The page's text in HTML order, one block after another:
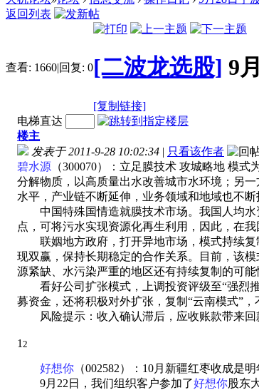
返回列表
查看: 1660|回复: 0[二波龙选股] 9
[复制链接]
电梯直达
楼主
发表于 2011-9-28 10:02:34 | 只看该作者
碧水源 （300070）：立足膜技术 攻城略地 模
分解物质，以高质量出水改善城市水环境；另
水平，产业链不断延伸，业务领域和地域也不断
中国特殊国情造就膜技术市场。我国人均水
点，可将污水实现资源化再生利用，因此，在
联姻地方政府，打开异地市场，模式持续复
现双赢，保持长期稳定的合作关系。目前，该
源紧缺、水污染严重的地区还有持续复制的可能
看好公司扩张模式，上调投资评级至“强烈推
募资金，还将积极对外扩张，复制“云南模式”
风险提示：收入确认滞后，应收账款带来回
1 2
好想你 （002582）：10月新疆红枣收成是
9月22日，我们组织客户参加了好想你股东